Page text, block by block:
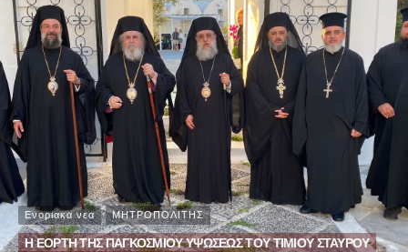
Ενοριακα νεα ΜΗΤΡΟΠΟΛΙΤΗΣ
Η ΕΟΡΤΗ ΤΗΣ ΠΑΓΚΟΣΜΙΟΥ ΥΨΩΣΕΩΣ ΤΟΥ ΤΙΜΙΟΥ ΣΤΑΥΡΟΥ